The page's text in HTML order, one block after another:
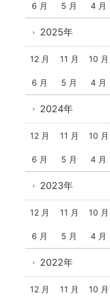
6 月 5 月 4 月
2025年
12 月 11 月 10 月
6 月 5 月 4 月
2024年
12 月 11 月 10 月
6 月 5 月 4 月
2023年
12 月 11 月 10 月
6 月 5 月 4 月
2022年
12 月 11 月 10 月